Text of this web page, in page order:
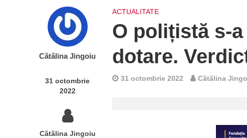
Cătălina Jingoiu
31 octombrie
2022
Cătălina Jingoiu
ACTUALITATE
O polițistă s-
dotare.
31 octombrie 2022 Cătălina